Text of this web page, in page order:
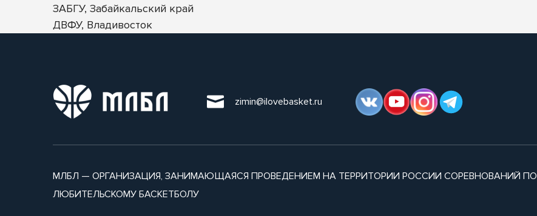
ЗАБГУ, Забайкальский край
ДВФУ, Владивосток
zimin@ilovebasket.ru
МЛБЛ — ОРГАНИЗАЦИЯ, ЗАНИМАЮЩАЯСЯ ПРОВЕДЕНИЕМ НА ТЕРРИТОРИИ РОССИИ СОРЕВНОВАНИЙ ПО
ЛЮБИТЕЛЬСКОМУ БАСКЕТБОЛУ